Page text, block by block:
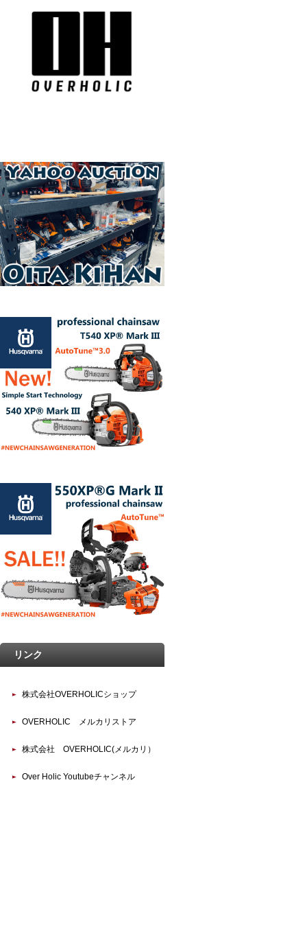
リンク
株式会社OVERHOLICショップ
OVERHOLIC メルカリストア
株式会社 OVERHOLIC(メルカリ）
Over Holic Youtubeチャンネル